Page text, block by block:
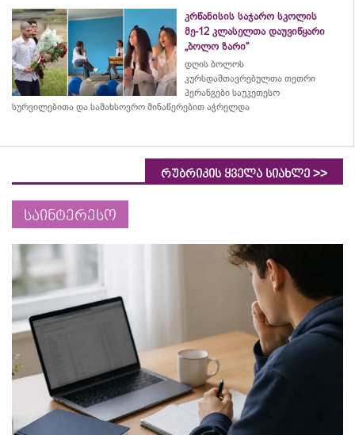
კრწანისის საჯარო სკოლის
მე-12 კლასელთა დაუვიწყარი
„ბოლო ზარი“
დღის ბოლოს
კურსდამთავრებულთა თეთრი
პერანგები საუკეთესო
სურვილებითა და სამახსოვრო მინაწერებით აჭრელდა
რუბრიკის ყველა სიახლე >>
საინტერესო